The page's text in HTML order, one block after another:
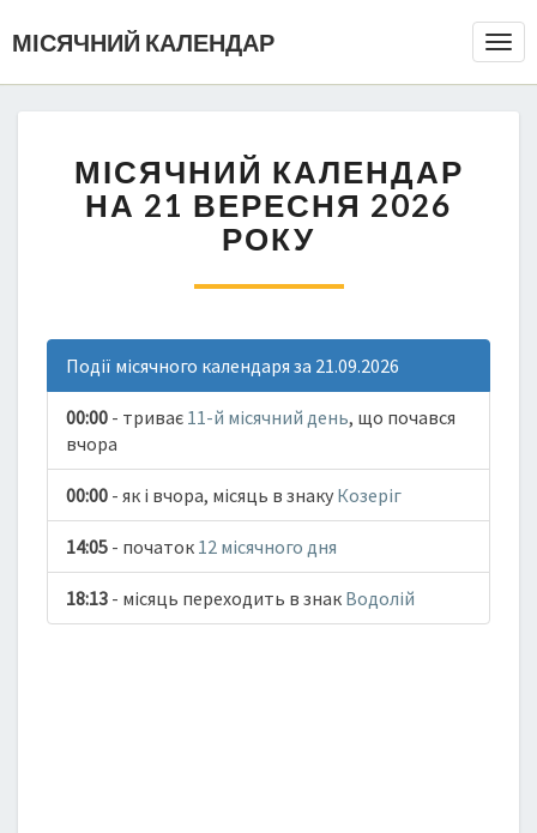
МІСЯЧНИЙ КАЛЕНДАР
МІСЯЧНИЙ КАЛЕНДАР
НА 21 ВЕРЕСНЯ 2026
РОКУ
Події місячного календаря за 21.09.2026
00:00 - триває 11-й місячний день, що почався
вчора
00:00 - як і вчора, місяць в знаку Козеріг
14:05 - початок 12 місячного дня
18:13 - місяць переходить в знак Водолій